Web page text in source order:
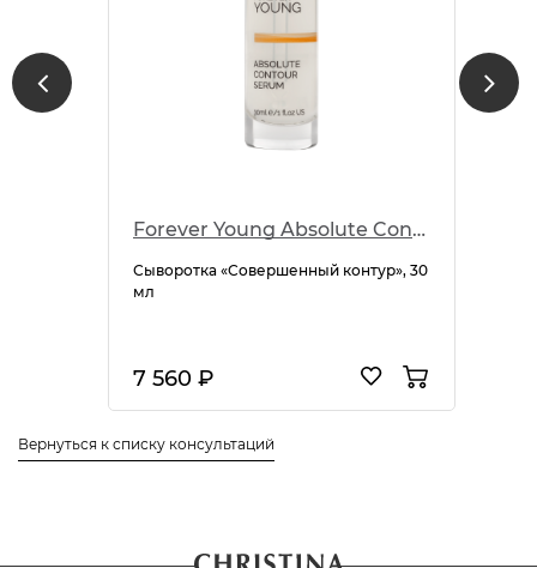
Forever Young Absolute Contour Serum
Сыворотка «Совершенный контур», 30
мл
7 560 ₽
Вернуться к списку консультаций